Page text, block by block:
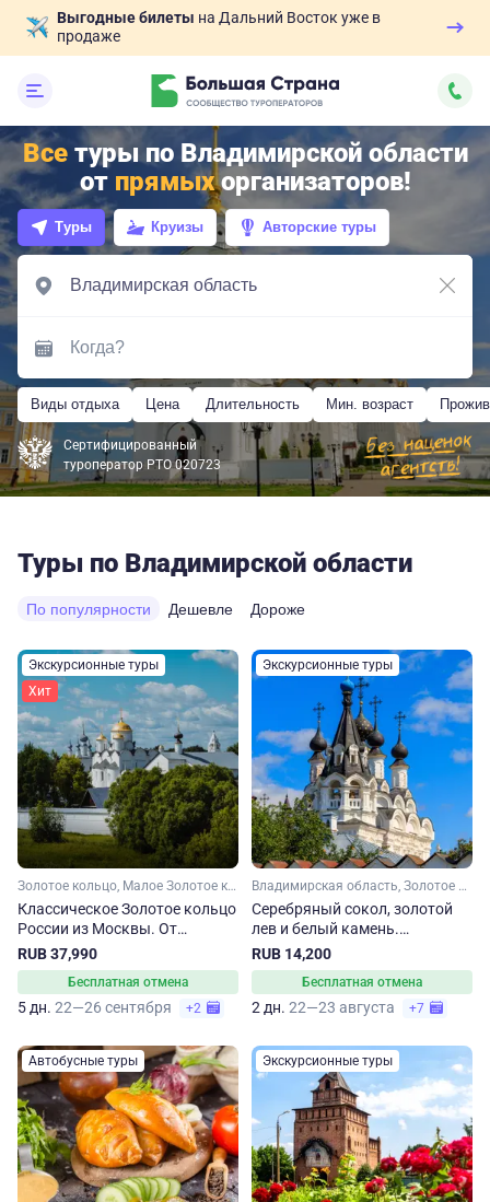
Выгодные билеты на Дальний Восток уже в
продаже
Всетуры по Владимирской области
от прямыхорганизаторов!
Туры Круизы Авторские туры
Виды отдыха Цена Длительность Мин. возраст
Сертифицированный
туроператор РТО 020723
Туры по Владимирской области
По популярности Дешевле Дороже
Экскурсионные туры
Хит
Золотое кольцо, Малое Золотое кольцо, Ярославская область, Ивановская область, Костромская область, Владимирская область, Московская область
Классическое Золотое кольцо
России из Москвы. От
Сергиева Посада до
Владимира
RUB 37,990
Бесплатная отмена
5 дн. 22—26 сентября +2
Экскурсионные туры
Владимирская область, Золотое кольцо, Малое Золотое кольцо
Серебряный сокол, золотой
лев и белый камень.
Владимир – Суздаль – Муром
RUB 14,200
Бесплатная отмена
2 дн. 22—23 августа +7
Автобусные туры Экскурсионные туры